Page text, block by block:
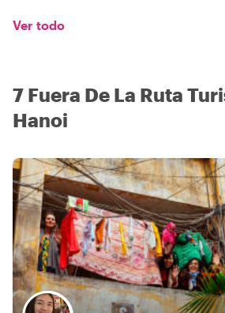
Ver todo
7 Fuera De La Ruta
Hanoi